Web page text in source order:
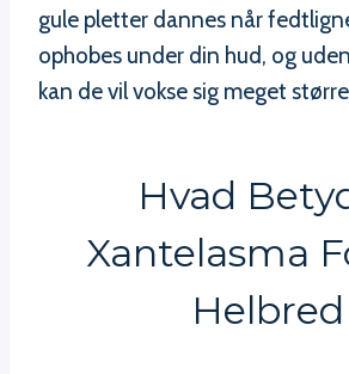
gule pletter dannes når
ophobes under din hud, og
kan de vil vokse sig meget
Hvad
Xantelasma
Helbred